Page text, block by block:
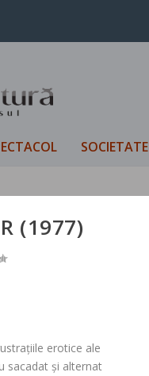
SOCIETATE
(1977)
erotice ale
sacadat și alternat